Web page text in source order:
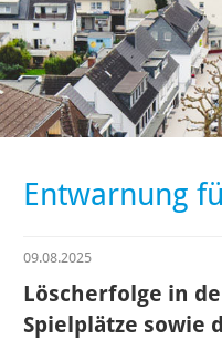
Entwarnung
09.08.2025
Löscherfolge in
Spielplätze sowie